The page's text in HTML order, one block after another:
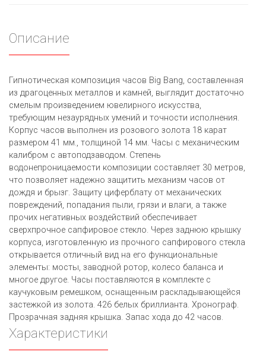
Описание
Гипнотическая композиция часов Big Bang, составленная
из драгоценных металлов и камней, выглядит достаточно
смелым произведением ювелирного искусства,
требующим незаурядных умений и точности исполнения.
Корпус часов выполнен из розового золота 18 карат
размером 41 мм., толщиной 14 мм. Часы с механическим
калибром с автоподзаводом. Степень
водонепроницаемости композиции составляет 30 метров,
что позволяет надежно защитить механизм часов от
дождя и брызг. Защиту циферблату от механических
повреждений, попадания пыли, грязи и влаги, а также
прочих негативных воздействий обеспечивает
сверхпрочное сапфировое стекло. Через заднюю крышку
корпуса, изготовленную из прочного сапфирового стекла
открывается отличный вид на его функциональные
элементы: мосты, заводной ротор, колесо баланса и
многое другое. Часы поставляются в комплекте с
каучуковым ремешком, оснащенным раскладывающейся
застежкой из золота. 426 белых бриллианта. Хронограф.
Прозрачная задняя крышка. Запас хода до 42 часов.
Характеристики